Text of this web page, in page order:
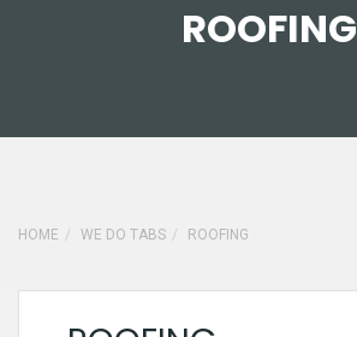
ROOFING
HOME WE DO TABS ROOFING